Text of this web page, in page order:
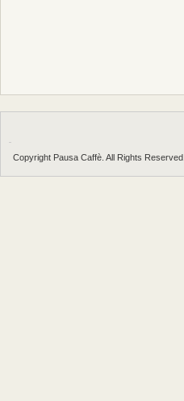
Copyright Pausa Caffè. All Rights Reserved.